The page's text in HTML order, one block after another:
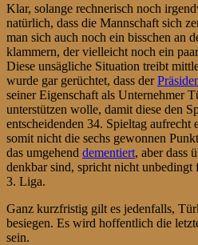
Klar, solange rechnerisch noch
natürlich, dass die Mannschaft sich
man sich auch noch ein bisschen an
klammern, der vielleicht noch ein
Diese unsägliche Situation treibt
wurde gar gerüchtet, dass der
seiner Eigenschaft als Unternehmer
unterstützen wolle, damit diese den
entscheidenden 34. Spieltag aufrecht
somit nicht die sechs gewonnen
das umgehend dementiert, aber dass
denkbar sind, spricht nicht
3. Liga.
Ganz kurzfristig gilt es jedenfalls,
besiegen. Es wird hoffentlich die
sein.